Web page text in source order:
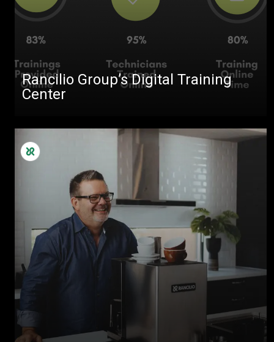
Rancilio Group’s Digital Training
Center